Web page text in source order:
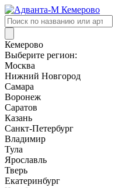
Поиск
товаров
Кемерово
Выберите регион:
Москва
Нижний Новгород
Самара
Воронеж
Саратов
Казань
Санкт-Петербург
Владимир
Тула
Ярославль
Тверь
Екатеринбург